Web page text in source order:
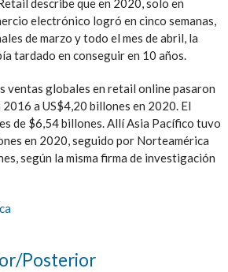
describe que en 2020, solo en
electrónico logró en cinco semanas,
de marzo y todo el mes de abril, la
tardado en conseguir en 10 años.
ventas globales en retail online pasaron
a US$4,20 billones en 2020. El
de $6,54 billones. Allí Asia Pacífico tuvo
en 2020, seguido por Norteamérica
según la misma firma de investigación
Posterior